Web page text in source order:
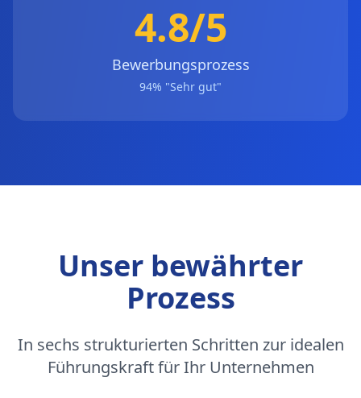
4.8/5
Bewerbungsprozess
94% "Sehr gut"
Unser bewährter
Prozess
In sechs strukturierten Schritten zur idealen
Führungskraft für Ihr Unternehmen